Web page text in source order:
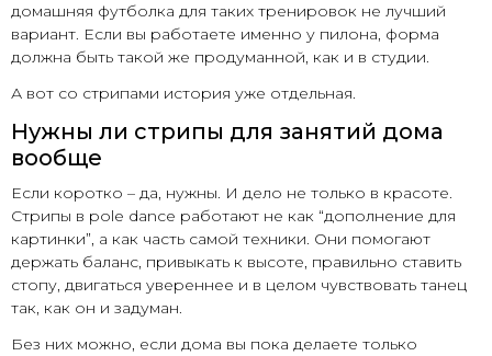
домашняя футболка для таких тренировок не лучший
вариант. Если вы работаете именно у пилона, форма
должна быть такой же продуманной, как и в студии.
А вот со стрипами история уже отдельная.
Нужны ли стрипы для занятий дома
вообще
Если коротко – да, нужны. И дело не только в красоте.
Стрипы в pole dance работают не как “дополнение для
картинки”, а как часть самой техники. Они помогают
держать баланс, привыкать к высоте, правильно ставить
стопу, двигаться увереннее и в целом чувствовать танец
так, как он и задуман.
Без них можно, если дома вы пока делаете только